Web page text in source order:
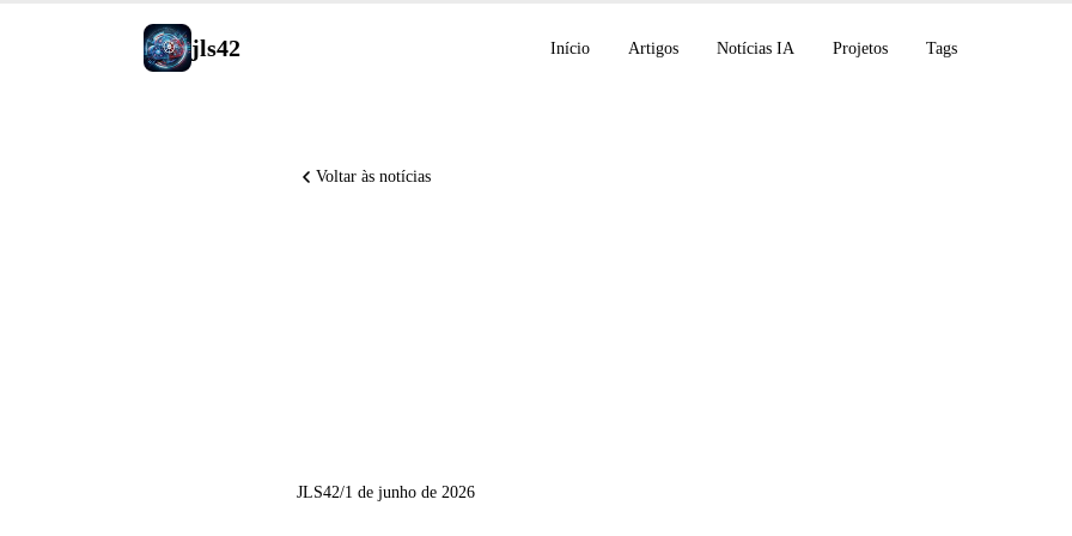
jls42 Início Artigos Notícias IA Projetos Tags
Voltar às notícias
JLS42/1 de junho de 2026